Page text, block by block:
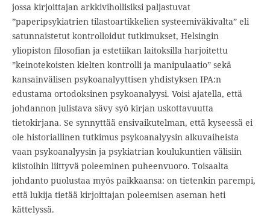
jossa kirjoittajan arkkivihollisiksi paljastuvat
”paperipsykiatrien tilastoartikkelien systeemiväkivalta” eli
satunnaistetut kontrolloidut tutkimukset, Helsingin
yliopiston filosofian ja estetiikan laitoksilla harjoitettu
”keinotekoisten kielten kontrolli ja manipulaatio” sekä
kansainvälisen psykoanalyyttisen yhdistyksen IPA:n
edustama ortodoksinen psykoanalyysi. Voisi ajatella, että
johdannon julistava sävy syö kirjan uskottavuutta
tietokirjana. Se synnyttää ensivaikutelman, että kyseessä ei
ole historiallinen tutkimus psykoanalyysin alkuvaiheista
vaan psykoanalyysin ja psykiatrian koulukuntien välisiin
kiistoihin liittyvä poleeminen puheenvuoro. Toisaalta
johdanto puolustaa myös paikkaansa: on tietenkin parempi,
että lukija tietää kirjoittajan poleemisen aseman heti
kättelyssä.